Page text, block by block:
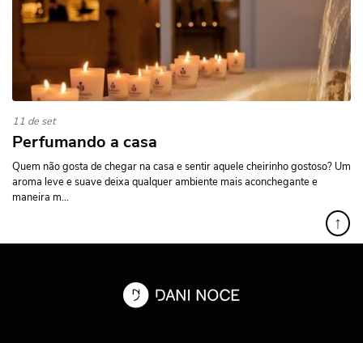
11 de set
Perfumando a casa
Quem não gosta de chegar na casa e sentir aquele cheirinho gostoso? Um
aroma leve e suave deixa qualquer ambiente mais aconchegante e
maneira m...
↑